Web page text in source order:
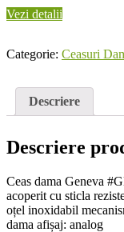
Vezi detalii
Categorie: Ceasuri
Descriere
Descriere
Ceas dama Geneva
acoperit cu sticla
oțel inoxidabil
dama afișaj: analog